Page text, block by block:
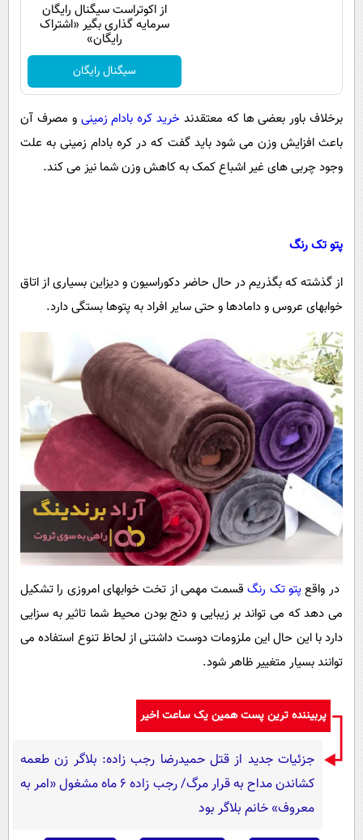
از اکوتراست سیگنال رایگان
سرمایه گذاری بگیر «اشتراک
رایگان»
سیگنال رایگان
برخلاف باور بعضی ها که معتقدند خرید کره بادام زمینی و مصرف آن
باعث افزایش وزن می شود باید گفت که در کره بادام زمینی به علت
وجود چربی های غیر اشباع کمک به کاهش وزن شما نیز می کند.
پتو تک رنگ
از گذشته که بگذریم در حال حاضر دکوراسیون و دیزاین بسیاری از اتاق
خوابهای عروس و دامادها و حتی سایر افراد به پتوها بستگی دارد.
در واقعپتو تک رنگقسمت مهمی از تخت خوابهای امروزی را تشکیل
می دهد که می تواند بر زیبایی و دنج بودن محیط شما تاثیر به سزایی
دارد با این حال این ملزومات دوست داشتنی از لحاظ تنوع استفاده می
توانند بسیار متغییر ظاهر شود.
پربیننده ترین پست همین یک ساعت اخیر
جزئیات جدید از قتل حمیدرضا رجب زاده: بلاگر زن طعمه
کشاندن مداح به قرار مرگ/ رجب زاده 6 ماه مشغول «امر به
معروف» خانم بلاگر بود